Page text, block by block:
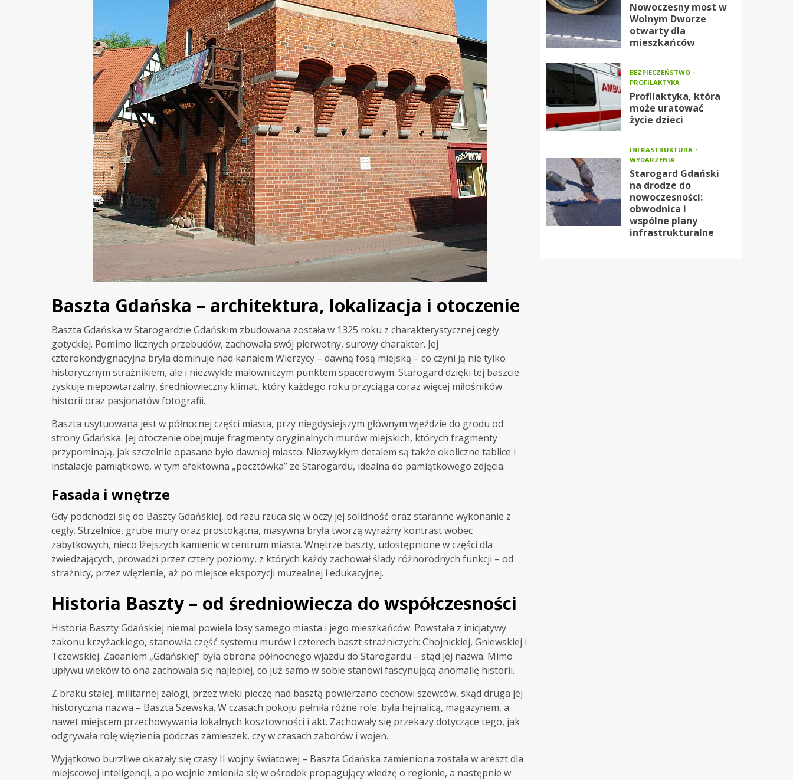
Baszta Gdańska – architektura, lokalizacja i otoczenie
Baszta Gdańska w Starogardzie Gdańskim zbudowana została w 1325 roku z charakterystycznej cegły
gotyckiej. Pomimo licznych przebudów, zachowała swój pierwotny, surowy charakter. Jej
czterokondygnacyjna bryła dominuje nad kanałem Wierzycy – dawną fosą miejską – co czyni ją nie tylko
historycznym strażnikiem, ale i niezwykle malowniczym punktem spacerowym. Starogard dzięki tej baszcie
zyskuje niepowtarzalny, średniowieczny klimat, który każdego roku przyciąga coraz więcej miłośników
historii oraz pasjonatów fotografii.
Baszta usytuowana jest w północnej części miasta, przy niegdysiejszym głównym wjeździe do grodu od
strony Gdańska. Jej otoczenie obejmuje fragmenty oryginalnych murów miejskich, których fragmenty
przypominają, jak szczelnie opasane było dawniej miasto. Niezwykłym detalem są także okoliczne tablice i
instalacje pamiątkowe, w tym efektowna „pocztówka” ze Starogardu, idealna do pamiątkowego zdjęcia.
Fasada i wnętrze
Gdy podchodzi się do Baszty Gdańskiej, od razu rzuca się w oczy jej solidność oraz staranne wykonanie z
cegły. Strzelnice, grube mury oraz prostokątna, masywna bryła tworzą wyraźny kontrast wobec
zabytkowych, nieco lżejszych kamienic w centrum miasta. Wnętrze baszty, udostępnione w części dla
zwiedzających, prowadzi przez cztery poziomy, z których każdy zachował ślady różnorodnych funkcji – od
strażnicy, przez więzienie, aż po miejsce ekspozycji muzealnej i edukacyjnej.
Historia Baszty – od średniowiecza do współczesności
Historia Baszty Gdańskiej niemal powiela losy samego miasta i jego mieszkańców. Powstała z inicjatywy
zakonu krzyżackiego, stanowiła część systemu murów i czterech baszt strażniczych: Chojnickiej, Gniewskiej i
Tczewskiej. Zadaniem „Gdańskiej” była obrona północnego wjazdu do Starogardu – stąd jej nazwa. Mimo
upływu wieków to ona zachowała się najlepiej, co już samo w sobie stanowi fascynującą anomalię historii.
Z braku stałej, militarnej załogi, przez wieki pieczę nad basztą powierzano cechowi szewców, skąd druga jej
historyczna nazwa – Baszta Szewska. W czasach pokoju pełniła różne role: była hejnalicą, magazynem, a
nawet miejscem przechowywania lokalnych kosztowności i akt. Zachowały się przekazy dotyczące tego, jak
odgrywała rolę więzienia podczas zamieszek, czy w czasach zaborów i wojen.
Wyjątkowo burzliwe okazały się czasy II wojny światowej – Baszta Gdańska zamieniona została w areszt dla
miejscowej inteligencji, a po wojnie zmieniła się w ośrodek propagujący wiedzę o regionie, a następnie w
Nowoczesny most w
Wolnym Dworze
otwarty dla
mieszkańców
BEZPIECZEŃSTWO
PROFILAKTYKA
Profilaktyka, która
może uratować
życie dzieci
INFRASTRUKTURA
WYDARZENIA
Starogard Gdański
na drodze do
nowoczesności:
obwodnica i
wspólne plany
infrastrukturalne